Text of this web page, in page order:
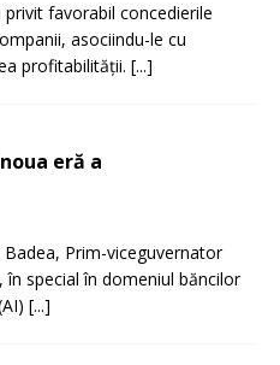
favorabil concedierile
asociindu-le cu
profitabilității. [...]
eră a
Prim-viceguvernator
special în domeniul băncilor
[...]